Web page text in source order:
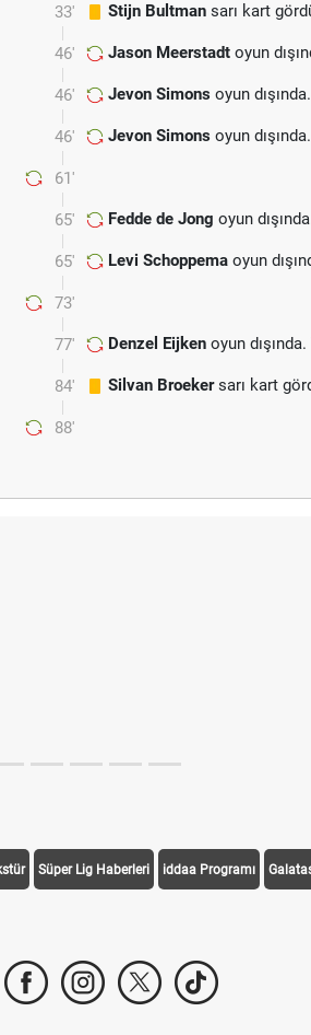
33' Stijn Bultman sarı kart
46' Jason Meerstadt oyun
46' Jevon Simons oyun
46' Jevon Simons oyun
61'
65' Fedde de Jong oyun
65' Levi Schoppema oyun
73'
77' Denzel Eijken oyun
84' Silvan Broekersarı kart
88'
Süper Lig Haberleri iddaa Programı